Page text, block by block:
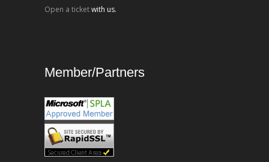
Open a ticketwith us.
Member/Partners